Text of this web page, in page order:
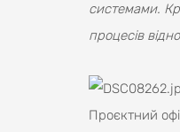
системами.
процесів
Проєктний